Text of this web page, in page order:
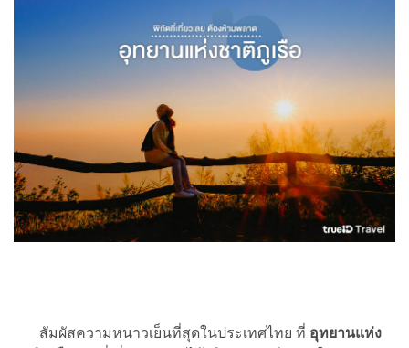
สัมผัสความหนาวเย็นที่สุดในประเทศไทย ที่ อุทยานแห่ง